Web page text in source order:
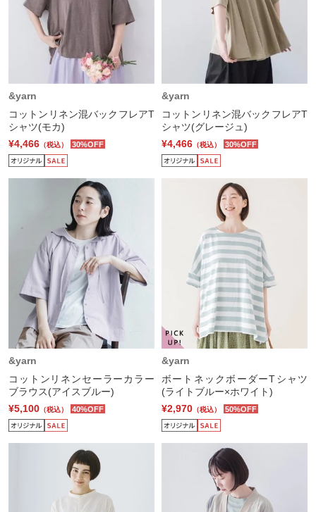
&yarn
コットンリネン混バックフレアT
シャツ(モカ)
¥4,466 （税込） 30%OFF
&yarn
コットンリネン混バックフレアT
シャツ(グレージュ)
¥4,466 （税込） 30%OFF
&yarn
コットンリネンセーラーカラー
ブラウス(アイスブルー)
¥5,100 （税込） 40%OFF
&yarn
ボートネックボーダーTシャツ
(ライトブルー×ホワイト)
¥2,970 （税込） 50%OFF